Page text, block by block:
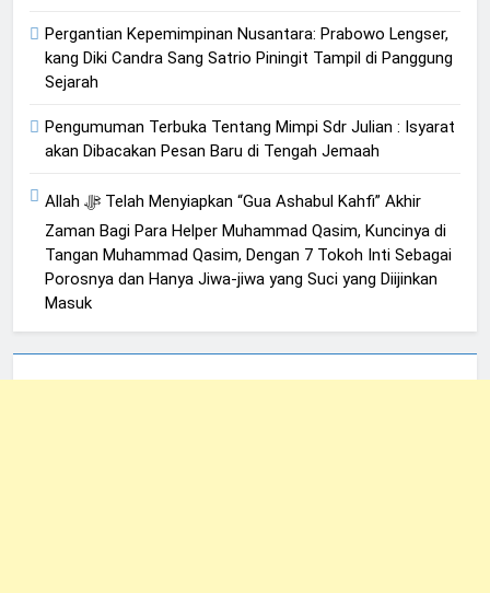
Pergantian Kepemimpinan Nusantara: Prabowo Lengser,
kang Diki Candra Sang Satrio Piningit Tampil di Panggung
Sejarah
Pengumuman Terbuka Tentang Mimpi Sdr Julian : Isyarat
akan Dibacakan Pesan Baru di Tengah Jemaah
Allah ﷻ Telah Menyiapkan “Gua Ashabul Kahfi” Akhir
Zaman Bagi Para Helper Muhammad Qasim, Kuncinya di
Tangan Muhammad Qasim, Dengan 7 Tokoh Inti Sebagai
Porosnya dan Hanya Jiwa-jiwa yang Suci yang Diijinkan
Masuk